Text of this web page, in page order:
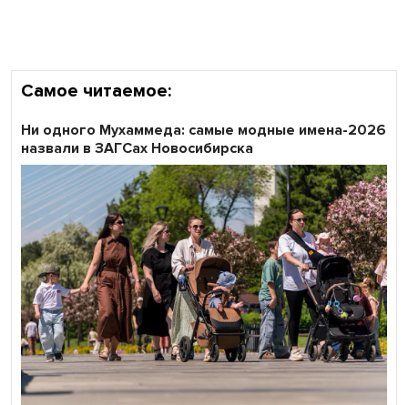
Самое читаемое:
Ни одного Мухаммеда: самые модные имена-2026
назвали в ЗАГСах Новосибирска